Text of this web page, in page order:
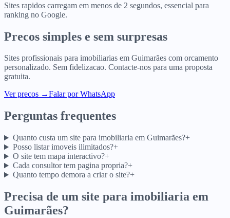
Sites rapidos carregam em menos de 2 segundos, essencial para
ranking no Google.
Precos simples e sem surpresas
Sites profissionais para imobiliarias em Guimarães com orcamento
personalizado. Sem fidelizacao. Contacte-nos para uma proposta
gratuita.
Ver precos →Falar por WhatsApp
Perguntas frequentes
Quanto custa um site para imobiliaria em Guimarães?+
Posso listar imoveis ilimitados?+
O site tem mapa interactivo?+
Cada consultor tem pagina propria?+
Quanto tempo demora a criar o site?+
Precisa de um site para imobiliaria em
Guimarães?